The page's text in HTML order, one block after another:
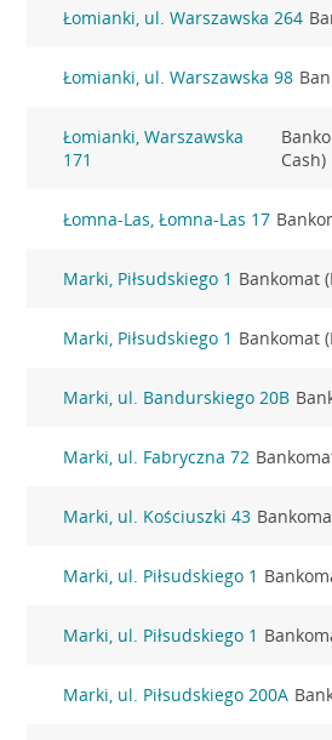
Łomianki, ul. Warszawska 264
Łomianki, ul. Warszawska 98
Łomianki, Warszawska
171
Cash)
Łomna-Las, Łomna-Las 17
Marki, Piłsudskiego 1 Bankomat
Marki, Piłsudskiego 1 Bankomat
Marki, ul. Bandurskiego 20B
Marki, ul. Fabryczna 72
Marki, ul. Kościuszki 43
Marki, ul. Piłsudskiego 1
Marki, ul. Piłsudskiego 1
Marki, ul. Piłsudskiego 200A